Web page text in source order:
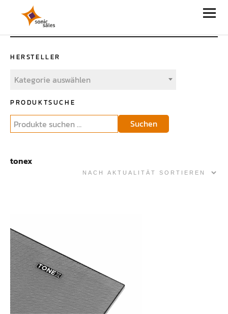
Sonic Sales
HERSTELLER
Kategorie auswählen
PRODUKTSUCHE
Suchen
tonex